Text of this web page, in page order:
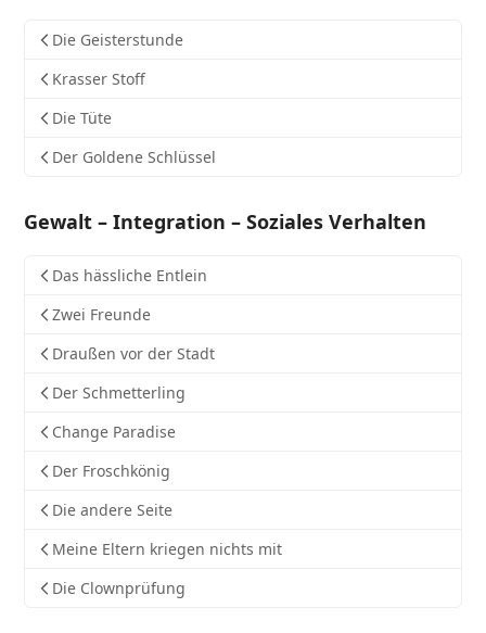
Die Geisterstunde
Krasser Stoff
Die Tüte
Der Goldene Schlüssel
Gewalt – Integration – Soziales Verhalten
Das hässliche Entlein
Zwei Freunde
Draußen vor der Stadt
Der Schmetterling
Change Paradise
Der Froschkönig
Die andere Seite
Meine Eltern kriegen nichts mit
Die Clownprüfung